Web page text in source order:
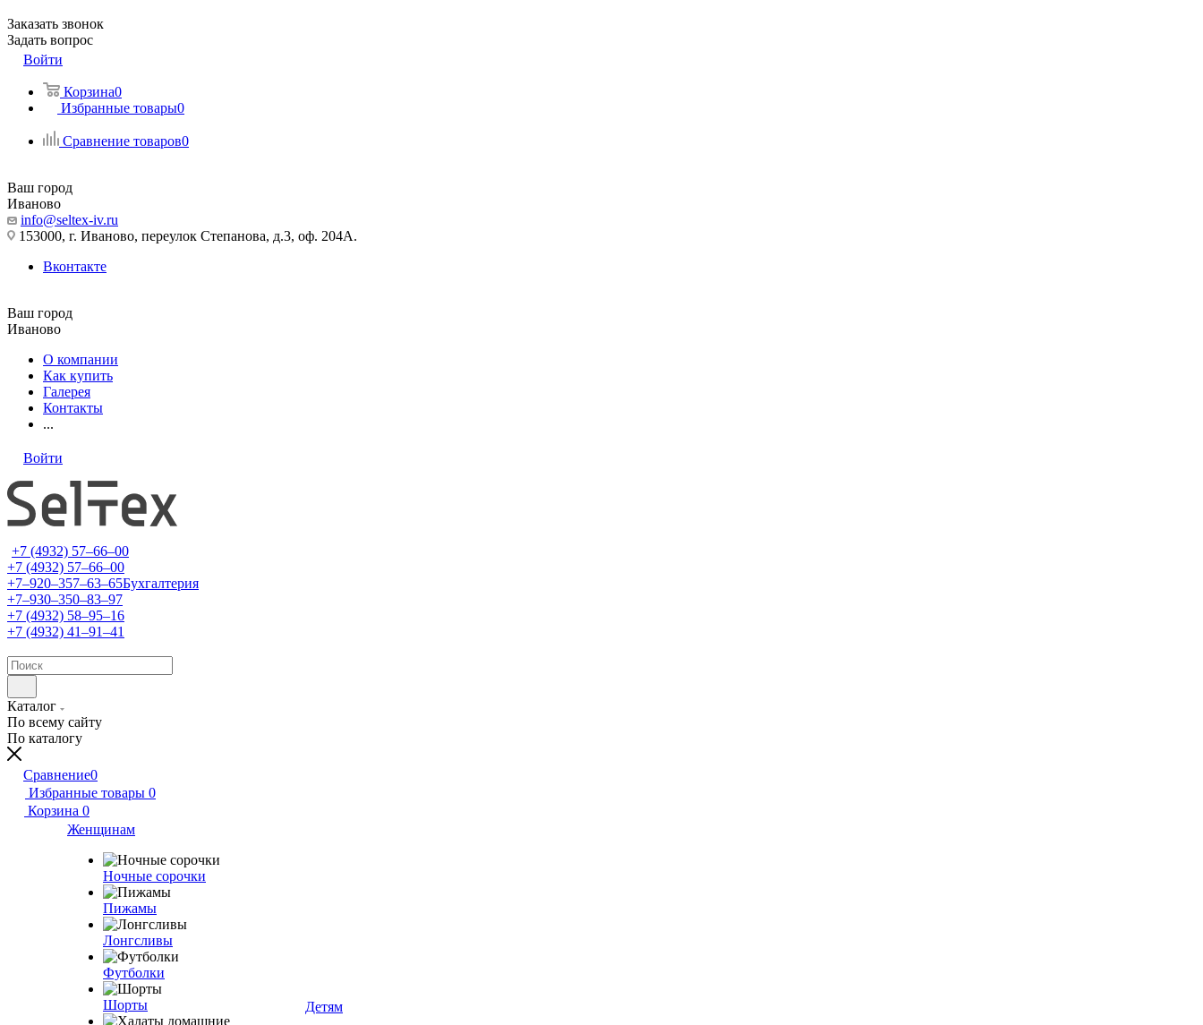
Заказать звонок
Задать вопрос
Войти
Корзина0
Избранные товары0
Сравнение товаров0
Ваш город
Иваново
info@seltex-iv.ru
153000, г. Иваново, переулок Степанова, д.3, оф. 204А.
Вконтакте
Ваш город
Иваново
О компании
Как купить
Галерея
Контакты
...
Войти
+7 (4932) 57‒66‒00
+7 (4932) 57‒66‒00
+7‒920‒357‒63‒65Бухгалтерия
+7‒930‒350‒83‒97
+7 (4932) 58‒95‒16
+7 (4932) 41‒91‒41
Каталог
По всему сайту
По каталогу
Сравнение0
Избранные товары 0
Корзина 0
Женщинам
Ночные сорочки
Пижамы
Лонгсливы
Футболки
Шорты
Детям